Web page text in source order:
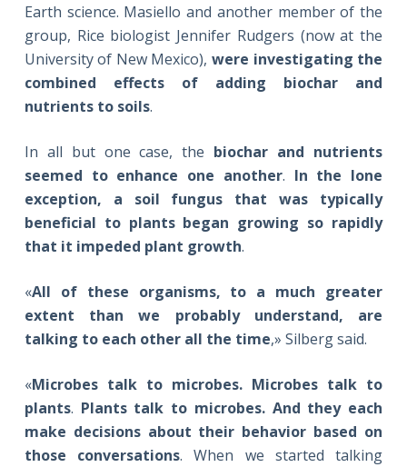
Earth science. Masiello and another member of the
group, Rice biologist Jennifer Rudgers (now at the
University of New Mexico),were investigating the
combined effects of adding biochar and
nutrients to soils.
In all but one case, the biochar and nutrients
seemed to enhance one another. In the lone
exception, a soil fungus that was typically
beneficial to plants began growing so rapidly
that it impeded plant growth.
«All of these organisms, to a much greater
extent than we probably understand, are
talking to each other all the time,» Silberg said.
«Microbes talk to microbes. Microbes talk to
plants. Plants talk to microbes. And they each
make decisions about their behavior based on
those conversations. When we started talking